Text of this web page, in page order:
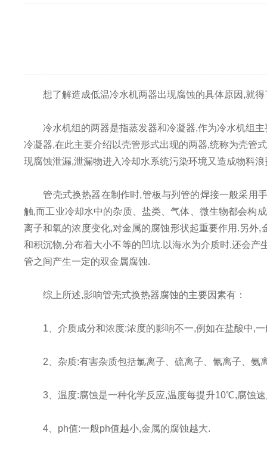
想了解造成低温冷水机两器出现腐蚀的具体原因,就得
冷水机组的两器是指蒸发器和冷凝器,作为冷水机组主
冷凝器,在此主要介绍以壳管形式出现的两器,统称为壳管
现腐蚀泄漏,泄漏物进入冷却水系统污染环境又造成物料浪
管壳式换热器在制作时,管板与列管的焊接一般采用手
触,而工业冷却水中的杂质、盐类、气体、微生物都会构
离子和氧的浓度变化,对金属的腐蚀形状起重要作用.另外
和积沉物,分布着大小不等的凹坑.以海水为介质时,还会
管之间产生一定的双金属腐蚀.
综上所述,影响管壳式换热器腐蚀的主要因素有：
1、介质成分和浓度:浓度的影响不一,例如在盐酸中,一
2、杂质:有害杂质包括氯离子、硫离子、氰离子、氨
3、温度:腐蚀是一种化学反应,温度每提升10℃,腐蚀速
4、ph值:一般ph值越小,金属的腐蚀越大.